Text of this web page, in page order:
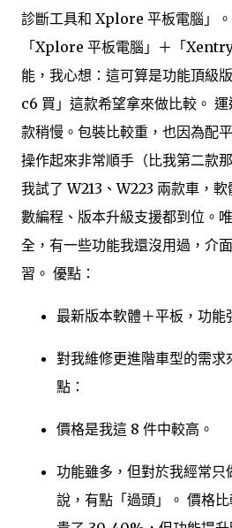
診斷工具和 Xplore 平板電腦」
「Xplore 平板電腦」＋「
能，我心想：這可算是功能頂級
c6 買」這款希望拿來做比較。 運
款稍慢。包裝比較重，也因為配
操作起來非常順手（比我第二款
我試了 W213、W223 兩款車，
數編程、版本升級支援都到位。
全，有一些功能我還沒用過，介
習。 優點：
最新版本軟體＋平板，功能
對我維修更進階車型的需求
點：
價格是我這 8 件中較高。
功能雖多，但對於我經常只
說，有點「過頭」。 價格